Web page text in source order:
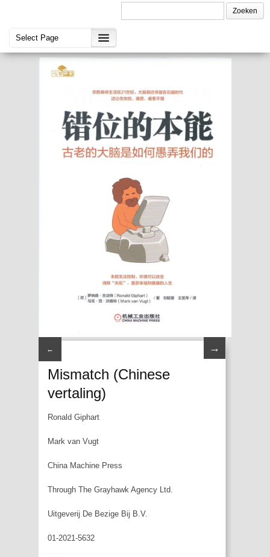
← →
Mismatch (Chinese
vertaling)
Ronald Giphart
Mark van Vugt
China Machine Press
Through The Grayhawk Agency Ltd.
Uitgeverij De Bezige Bij B.V.
01-2021-5632